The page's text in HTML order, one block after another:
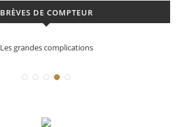
BRÈVES DE COMPTEUR
Déconstruction Parmigiani Fleurier